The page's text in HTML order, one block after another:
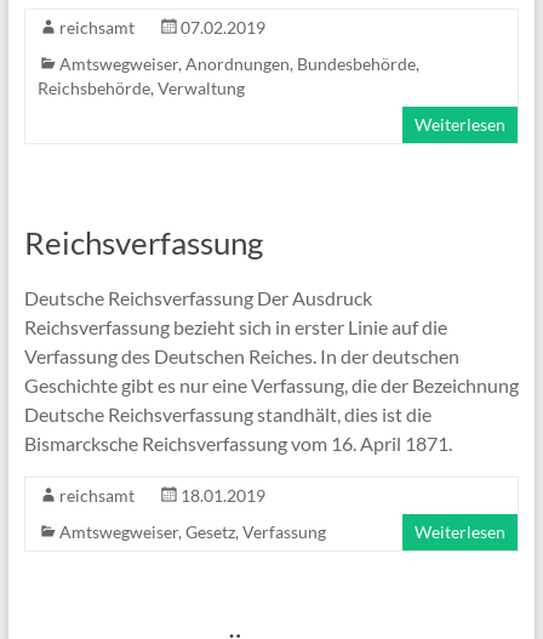
reichsamt
07.02.2019
Amtswegweiser, Anordnungen, Bundesbehörde,
Reichsbehörde, Verwaltung
Weiterlesen
Reichsverfassung
Deutsche Reichsverfassung Der Ausdruck
Reichsverfassung bezieht sich in erster Linie auf die
Verfassung des Deutschen Reiches. In der deutschen
Geschichte gibt es nur eine Verfassung, die der Bezeichnung
Deutsche Reichsverfassung standhält, dies ist die
Bismarcksche Reichsverfassung vom 16. April 1871.
reichsamt
18.01.2019
Amtswegweiser, Gesetz, Verfassung Weiterlesen